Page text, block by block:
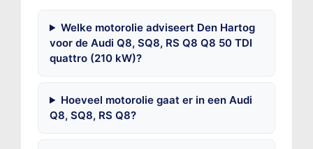
Welke motorolie adviseert Den Hartog
voor de Audi Q8, SQ8, RS Q8 Q8 50 TDI
quattro (210 kW)?
Hoeveel motorolie gaat er in een Audi
Q8, SQ8, RS Q8?